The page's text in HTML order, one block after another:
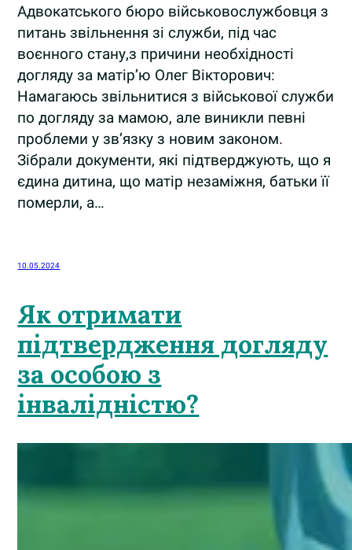
Адвокатського бюро військовослужбовця з
питань звільнення зі служби, під час
воєнного стану,з причини необхідності
догляду за матір’ю Олег Вікторович:
Намагаюсь звільнитися з військової служби
по догляду за мамою, але виникли певні
проблеми у зв’язку з новим законом.
Зібрали документи, які підтверджують, що я
єдина дитина, що матір незаміжня, батьки її
померли, а…
10.05.2024
Як отримати
підтвердження догляду
за особою з
інвалідністю?